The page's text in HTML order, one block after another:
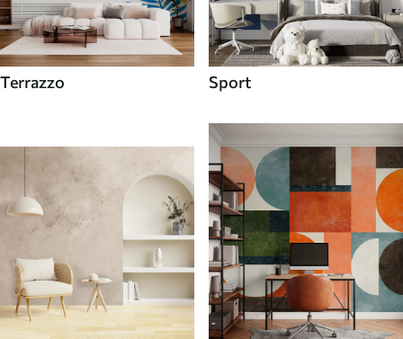
Terrazzo Sport